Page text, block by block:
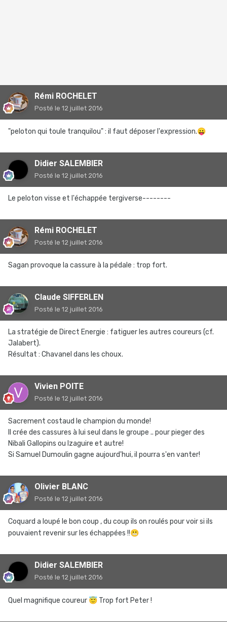
Rémi ROCHELET
Posté le 12 juillet 2016
"peloton qui toule tranquilou" : il faut déposer l'expression.😛
Didier SALEMBIER
Posté le 12 juillet 2016
Le peloton visse et l'échappée tergiverse--------
Rémi ROCHELET
Posté le 12 juillet 2016
Sagan provoque la cassure à la pédale : trop fort.
Claude SIFFERLEN
Posté le 12 juillet 2016
La stratégie de Direct Energie : fatiguer les autres coureurs (cf.
Jalabert).
Résultat : Chavanel dans les choux.
Vivien POITE
Posté le 12 juillet 2016
Sacrement costaud le champion du monde!
Il crée des cassures à lui seul dans le groupe .. pour pieger des
Nibali Gallopins ou Izaguire et autre!
Si Samuel Dumoulin gagne aujourd'hui, il pourra s'en vanter!
Olivier BLANC
Posté le 12 juillet 2016
Coquard a loupé le bon coup , du coup ils on roulés pour voir si ils
pouvaient revenir sur les échappées !!😬
Didier SALEMBIER
Posté le 12 juillet 2016
Quel magnifique coureur 😇 Trop fort Peter !